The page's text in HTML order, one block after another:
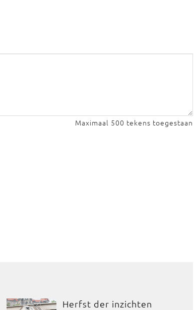
Maximaal 500 tekens toegestaan
Herfst der inzichten